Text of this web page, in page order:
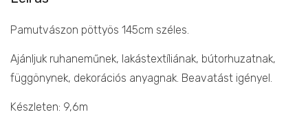
Pamutvászon pöttyös 145cm széles.
Ajánljuk ruhaneműnek, lakástextíliának, bútorhuzatnak,
függönynek, dekorációs anyagnak. Beavatást igényel.
Készleten: 9,6m